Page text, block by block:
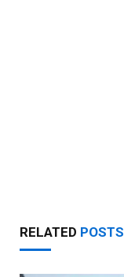
RELATED POSTS